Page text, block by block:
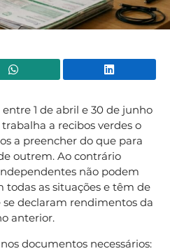
WhatsApp
1 de abril e 30 de junho
a recibos verdes o
a preencher do que para
outrem. Ao contrário
não podem
todas as situações e têm de
declaram rendimentos da
anterior.
documentos necessários: